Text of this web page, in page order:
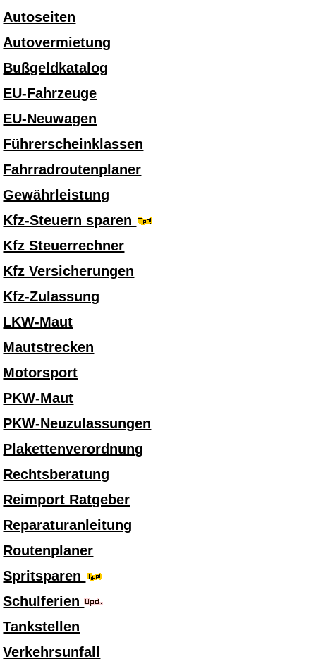
Autoseiten
Autovermietung
Bußgeldkatalog
EU-Fahrzeuge
EU-Neuwagen
Führerscheinklassen
Fahrradroutenplaner
Gewährleistung
Kfz-Steuern sparen
Kfz Steuerrechner
Kfz Versicherungen
Kfz-Zulassung
LKW-Maut
Mautstrecken
Motorsport
PKW-Maut
PKW-Neuzulassungen
Plakettenverordnung
Rechtsberatung
Reimport Ratgeber
Reparaturanleitung
Routenplaner
Spritsparen
Schulferien
Tankstellen
Verkehrsunfall